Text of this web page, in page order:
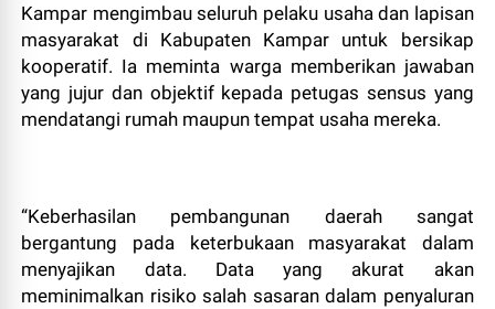
Kampar mengimbau seluruh pelaku usaha dan lapisan
masyarakat di Kabupaten Kampar untuk bersikap
kooperatif. Ia meminta warga memberikan jawaban
yang jujur dan objektif kepada petugas sensus yang
mendatangi rumah maupun tempat usaha mereka.
“Keberhasilan pembangunan daerah sangat
bergantung pada keterbukaan masyarakat dalam
menyajikan data. Data yang akurat akan
meminimalkan risiko salah sasaran dalam penyaluran